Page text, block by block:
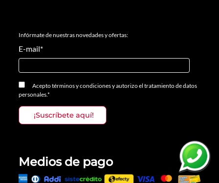
Infórmate de nuestras novedades y ofertas:
E-mail*
Aceptotérminos y condicionesyautorizo el tratamiento de datos
personales.*
Medios de pago